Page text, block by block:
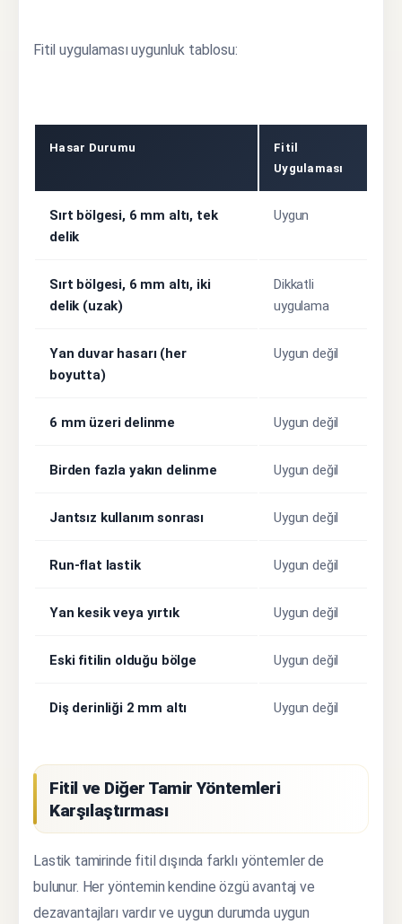
Fitil uygulaması uygunluk tablosu:
Hasar Durumu
Fitil
Uygulaması
Sırt bölgesi, 6 mm altı, tek
delik
Uygun
Sırt bölgesi, 6 mm altı, iki
delik (uzak)
Dikkatli
uygulama
Yan duvar hasarı (her
boyutta)
Uygun değil
6 mm üzeri delinme Uygun değil
Birden fazla yakın delinme Uygun değil
Jantsız kullanım sonrası Uygun değil
Run-flat lastik Uygun değil
Yan kesik veya yırtık Uygun değil
Eski fitilin olduğu bölge Uygun değil
Diş derinliği 2 mm altı Uygun değil
Fitil ve Diğer Tamir Yöntemleri
Karşılaştırması
Lastik tamirinde fitil dışında farklı yöntemler de
bulunur. Her yöntemin kendine özgü avantaj ve
dezavantajları vardır ve uygun durumda uygun